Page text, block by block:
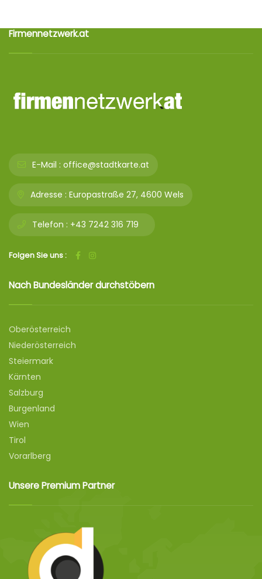
Firmennetzwerk.at
E-Mail : office@stadtkarte.at
Adresse : Europastraße 27, 4600 Wels
Telefon : +43 7242 316 719
Folgen Sie uns :
Nach Bundesländer durchstöbern
Oberösterreich
Niederösterreich
Steiermark
Kärnten
Salzburg
Burgenland
Wien
Tirol
Vorarlberg
Unsere Premium Partner